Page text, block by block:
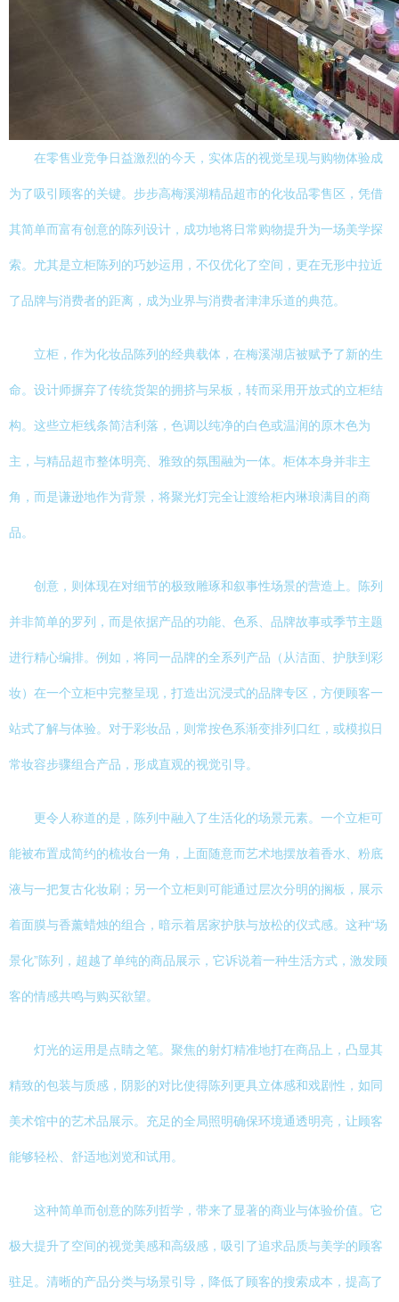
在零售业竞争日益激烈的今天，实体店的视觉呈现与购物体验成
为了吸引顾客的关键。步步高梅溪湖精品超市的化妆品零售区，凭借
其简单而富有创意的陈列设计，成功地将日常购物提升为一场美学探
索。尤其是立柜陈列的巧妙运用，不仅优化了空间，更在无形中拉近
了品牌与消费者的距离，成为业界与消费者津津乐道的典范。
立柜，作为化妆品陈列的经典载体，在梅溪湖店被赋予了新的生
命。设计师摒弃了传统货架的拥挤与呆板，转而采用开放式的立柜结
构。这些立柜线条简洁利落，色调以纯净的白色或温润的原木色为
主，与精品超市整体明亮、雅致的氛围融为一体。柜体本身并非主
角，而是谦逊地作为背景，将聚光灯完全让渡给柜内琳琅满目的商
品。
创意，则体现在对细节的极致雕琢和叙事性场景的营造上。陈列
并非简单的罗列，而是依据产品的功能、色系、品牌故事或季节主题
进行精心编排。例如，将同一品牌的全系列产品（从洁面、护肤到彩
妆）在一个立柜中完整呈现，打造出沉浸式的品牌专区，方便顾客一
站式了解与体验。对于彩妆品，则常按色系渐变排列口红，或模拟日
常妆容步骤组合产品，形成直观的视觉引导。
更令人称道的是，陈列中融入了生活化的场景元素。一个立柜可
能被布置成简约的梳妆台一角，上面随意而艺术地摆放着香水、粉底
液与一把复古化妆刷；另一个立柜则可能通过层次分明的搁板，展示
着面膜与香薰蜡烛的组合，暗示着居家护肤与放松的仪式感。这种“场
景化”陈列，超越了单纯的商品展示，它诉说着一种生活方式，激发顾
客的情感共鸣与购买欲望。
灯光的运用是点睛之笔。聚焦的射灯精准地打在商品上，凸显其
精致的包装与质感，阴影的对比使得陈列更具立体感和戏剧性，如同
美术馆中的艺术品展示。充足的全局照明确保环境通透明亮，让顾客
能够轻松、舒适地浏览和试用。
这种简单而创意的陈列哲学，带来了显著的商业与体验价值。它
极大提升了空间的视觉美感和高级感，吸引了追求品质与美学的顾客
驻足。清晰的产品分类与场景引导，降低了顾客的搜索成本，提高了